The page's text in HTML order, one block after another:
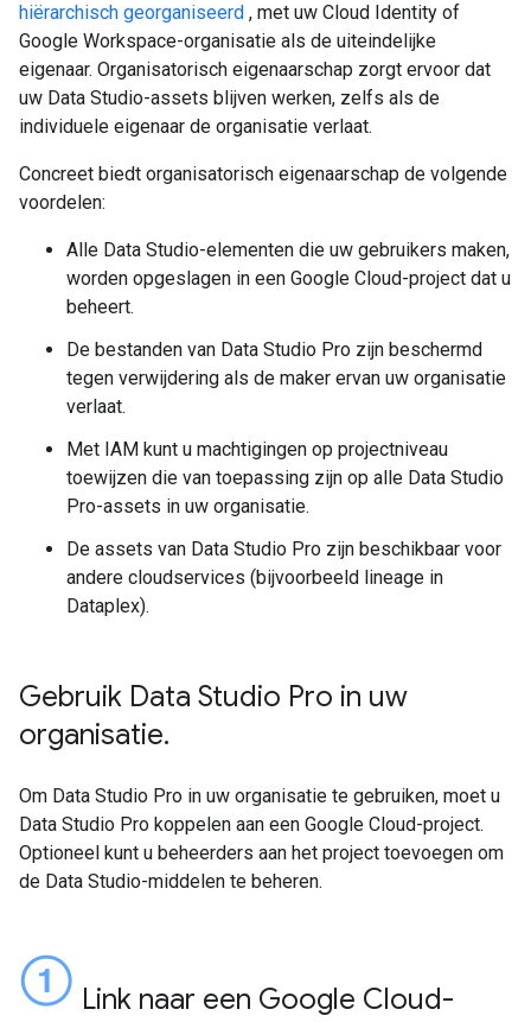
hiërarchisch georganiseerd , met uw Cloud Identity of
Google Workspace-organisatie als de uiteindelijke
eigenaar. Organisatorisch eigenaarschap zorgt ervoor dat
uw Data Studio-assets blijven werken, zelfs als de
individuele eigenaar de organisatie verlaat.
Concreet biedt organisatorisch eigenaarschap de volgende
voordelen:
Alle Data Studio-elementen die uw gebruikers maken,
worden opgeslagen in een Google Cloud-project dat u
beheert.
De bestanden van Data Studio Pro zijn beschermd
tegen verwijdering als de maker ervan uw organisatie
verlaat.
Met IAM kunt u machtigingen op projectniveau
toewijzen die van toepassing zijn op alle Data Studio
Pro-assets in uw organisatie.
De assets van Data Studio Pro zijn beschikbaar voor
andere cloudservices (bijvoorbeeld lineage in
Dataplex).
Gebruik Data Studio Pro in uw
organisatie.
Om Data Studio Pro in uw organisatie te gebruiken, moet u
Data Studio Pro koppelen aan een Google Cloud-project.
Optioneel kunt u beheerders aan het project toevoegen om
de Data Studio-middelen te beheren.
Link naar een Google Cloud-